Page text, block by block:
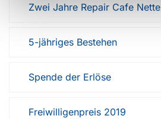
Zwei Jahre Repair Cafe Nette
5-jähriges Bestehen
Spende der Erlöse
Freiwilligenpreis 2019